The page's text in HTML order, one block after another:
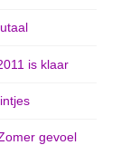
is klaar
gevoel